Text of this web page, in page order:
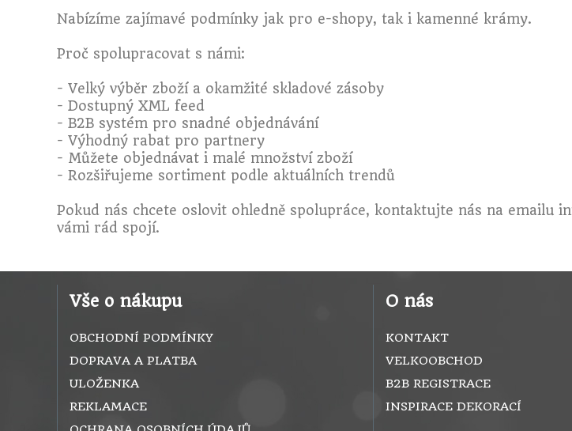
Nabízíme zajímavé podmínky jak pro e-shopy, tak i kamenné krámy.
Proč spolupracovat s námi:
- Velký výběr zboží a okamžité skladové zásoby
- Dostupný XML feed
- B2B systém pro snadné objednávání
- Výhodný rabat pro partnery
- Můžete objednávat i malé množství zboží
- Rozšiřujeme sortiment podle aktuálních trendů
Pokud nás chcete oslovit ohledně spolupráce, kontaktujte nás na emailu
vámi rád spojí.
Vše o nákupu
OBCHODNÍ PODMÍNKY
DOPRAVA A PLATBA
ULOŽENKA
REKLAMACE
O nás
KONTAKT
VELKOOBCHOD
B2B REGISTRACE
INSPIRACE DEKORACÍ